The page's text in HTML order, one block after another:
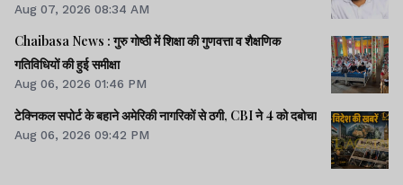
सोवियत डिजाइन पर आधारित इस दो इंजन वाले
टर्बोप्रॉप विमान को कठिन मौसम और ऊंचाई वाले
इलाकों में बेहतर प्रदर्शन के लिए तैयार किया गया है.
यह एक बार में लगभग 7.5 टन सामान, 50 यात्रियों
Aug 07, 2026 08:34 AM
Chaibasa News : गुरु गोष्ठी में शिक्षा की गुणवत्ता व शैक्षणिक
गतिविधियों की हुई समीक्षा
Aug 06, 2026 01:46 PM
टेक्निकल सपोर्ट के बहाने अमेरिकी नागरिकों से ठगी, CBI ने 4 को दबोचा
Aug 06, 2026 09:42 PM